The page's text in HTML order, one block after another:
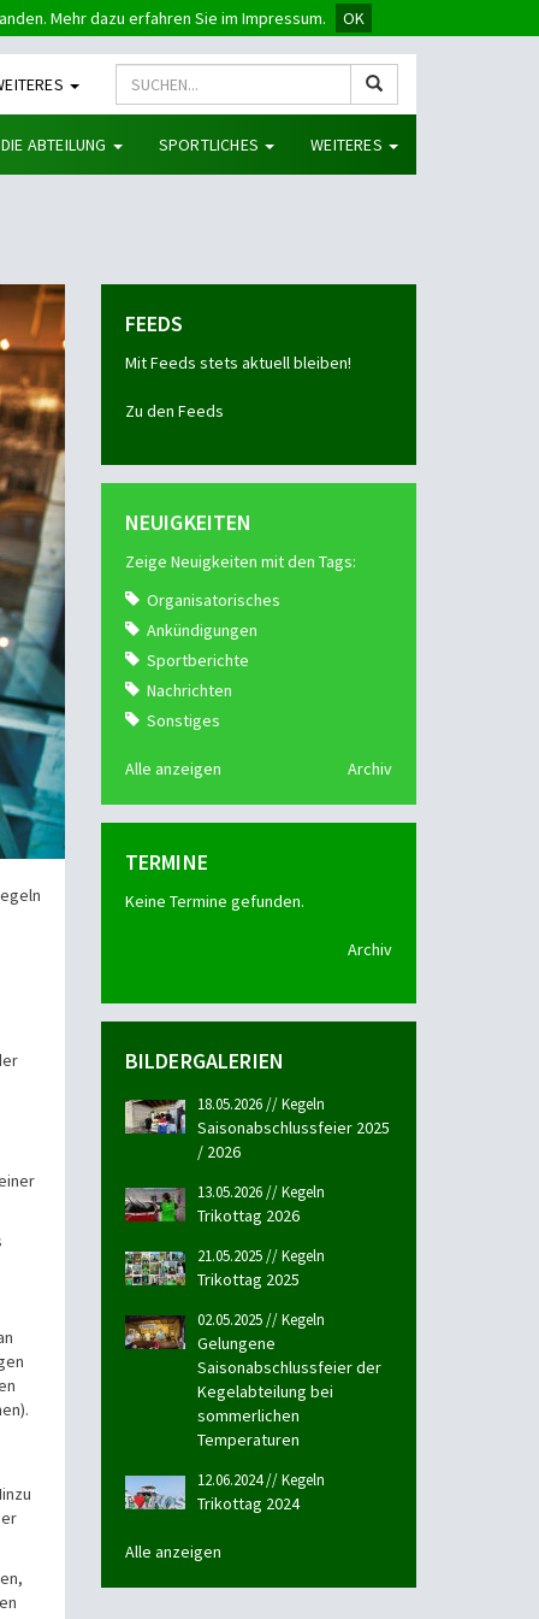
Mehr dazu erfahren Sie im Impressum. OK
ABTEILUNG SPORTLICHES WEITERES
FEEDS
Mit Feeds stets aktuell bleiben!
Zu den Feeds
NEUIGKEITEN
Zeige Neuigkeiten mit den Tags:
Organisatorisches
Ankündigungen
Sportberichte
Nachrichten
Sonstiges
Alle anzeigen Archiv
TERMINE
Keine Termine gefunden.
Archiv
BILDERGALERIEN
18.05.2026 // Kegeln
Saisonabschlussfeier 2025
/ 2026
13.05.2026 // Kegeln
Trikottag 2026
21.05.2025 // Kegeln
Trikottag 2025
02.05.2025 // Kegeln
Gelungene
Saisonabschlussfeier der
Kegelabteilung bei
sommerlichen
Temperaturen
12.06.2024 // Kegeln
Trikottag 2024
Alle anzeigen